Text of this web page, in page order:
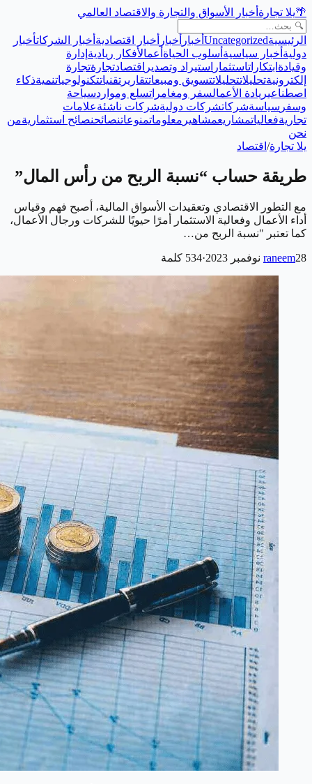
🌴يلا تجارة أخبار الأسواق والتجارة والاقتصاد العالمي
الرئيسيةUncategorized أخبار أخبار أخبار اقتصادية أخبار الشركاتأخبار
دولية أخبار سياسية أسلوب الحياة أعمالأفكار ريادية إدارة
وقيادة ابتكاراتاستثمار استيراد وتصدير اقتصادتجارةتجارة
إلكترونيةتحليلاتتحليلاتتسويق ومبيعاتتقارير تقنياتتكنولوجياتنميةذكاء
اصطناعيريادة الأعمالسفر ومغامراتسلع ومواردسياحة
وسفر سياسةشركاتشركات دوليةشركات ناشئةعلامات
تجاريةفعالياتمشاريعمشاهير معلوماتمنوعاتنصائحنصائح استثماريةمن
نحن
يلا تجارة/ اقتصاد
طريقة حساب “نسبة الربح من رأس المال”
مع التطور الاقتصادي وتعقيدات الأسواق المالية، أصبح فهم وقياس
أداء الأعمال وفعالية الاستثمار أمرًا حيويًا للشركات ورجال الأعمال،
كما تعتبر "نسبة الربح من…
raneem28 نوفمبر 2023 ·
534 كلمة